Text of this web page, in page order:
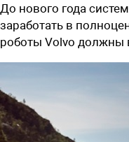
До нового года
заработать в
роботы Volvo должны